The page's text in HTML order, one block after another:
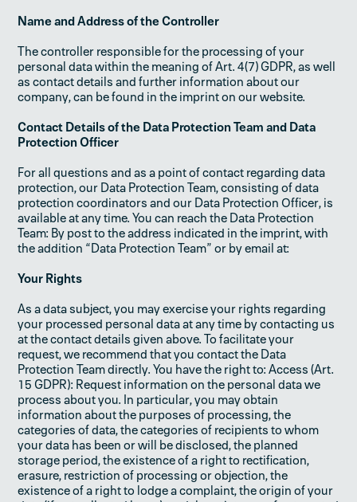
Name and Address of the Controller
The controller responsible for the processing of your
personal data within the meaning of Art. 4(7) GDPR, as well
as contact details and further information about our
company, can be found in the imprint on our website.
Contact Details of the Data Protection Team and Data
Protection Officer
For all questions and as a point of contact regarding data
protection, our Data Protection Team, consisting of data
protection coordinators and our Data Protection Officer, is
available at any time. You can reach the Data Protection
Team: By post to the address indicated in the imprint, with
the addition “Data Protection Team” or by email at:
Your Rights
As a data subject, you may exercise your rights regarding
your processed personal data at any time by contacting us
at the contact details given above. To facilitate your
request, we recommend that you contact the Data
Protection Team directly. You have the right to: Access (Art.
15 GDPR): Request information on the personal data we
process about you. In particular, you may obtain
information about the purposes of processing, the
categories of data, the categories of recipients to whom
your data has been or will be disclosed, the planned
storage period, the existence of a right to rectification,
erasure, restriction of processing or objection, the
existence of a right to lodge a complaint, the origin of your